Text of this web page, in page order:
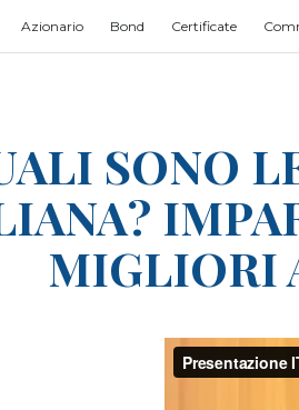
Azionario Bond Certificate
SONO
MIGLIORI